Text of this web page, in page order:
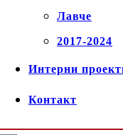
Лавче
2017-2024
Интерни
Контакт